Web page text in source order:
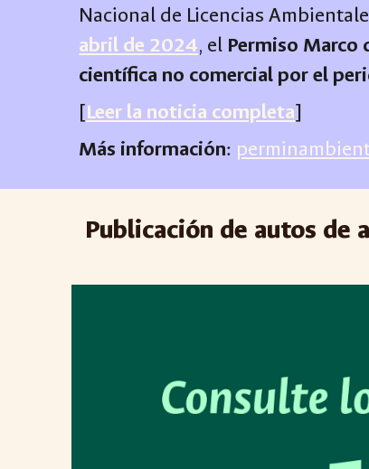
Nacional de Licencias
abril de 2024, el Permiso Marco
científica no comercial por el
[Leer la noticia completa]
Más información:
Publicación de autos de